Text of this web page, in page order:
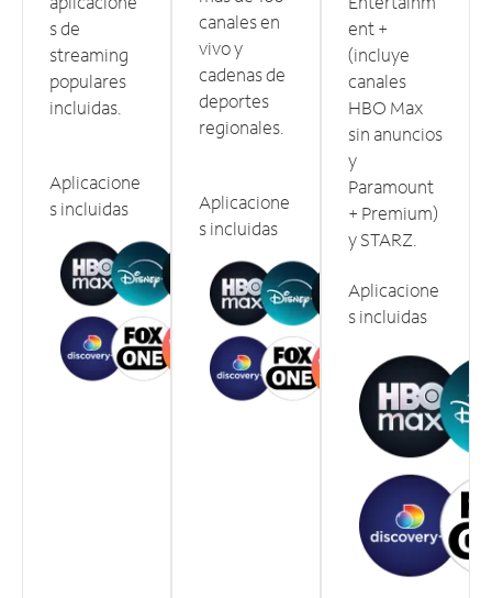
s de
streaming
populares
incluidas.
Aplicacione
s incluidas
canales en
vivo y
cadenas de
deportes
regionales.
Aplicacione
s incluidas
ent +
(incluye
canales
HBO Max
sin anuncios
y
Paramount
+ Premium)
y STARZ.
Aplicacione
s incluidas